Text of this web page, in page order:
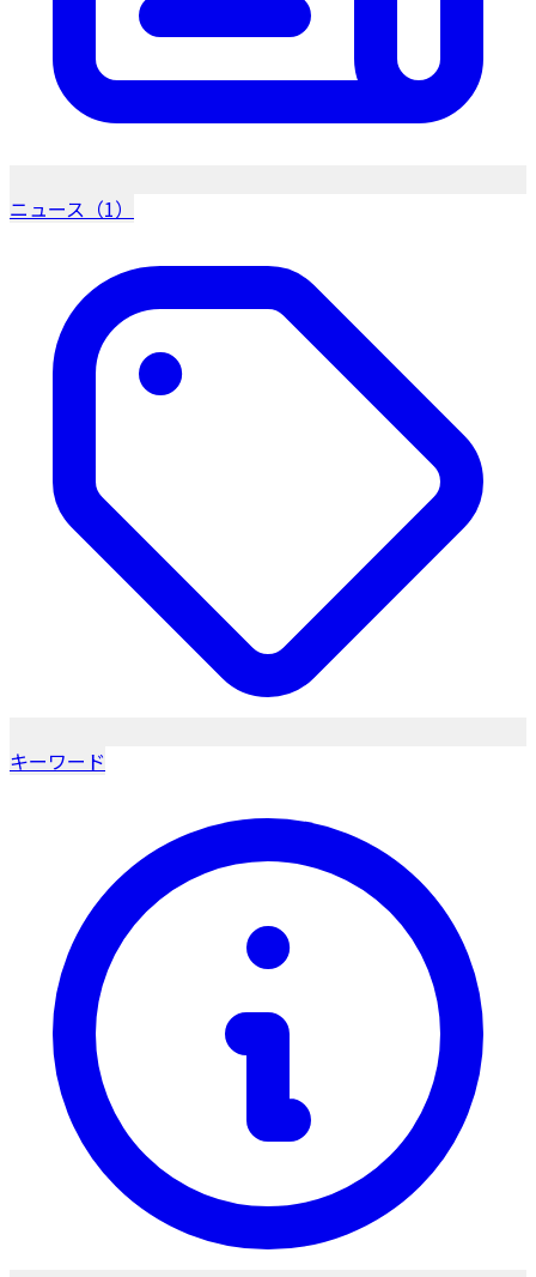
ニュース（1）
キーワード